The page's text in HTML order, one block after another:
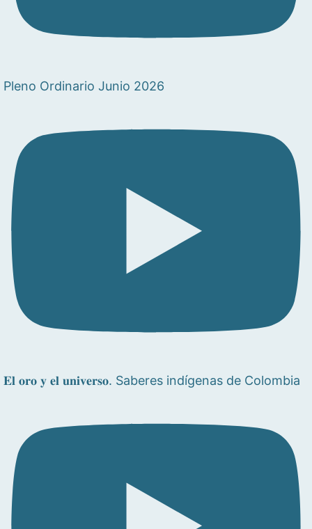
Pleno Ordinario Junio 2026
𝐄𝐥 𝐨𝐫𝐨 𝐲 𝐞𝐥 𝐮𝐧𝐢𝐯𝐞𝐫𝐬𝐨. Saberes indígenas de Colombia